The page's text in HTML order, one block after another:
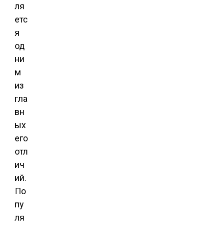
ля
етс
я
од
ни
м
из
гла
вн
ых
его
отл
ич
ий.
По
пу
ля